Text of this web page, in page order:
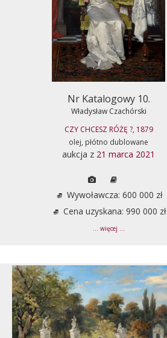
Nr Katalogowy 10.
Władysław Czachórski
CZY CHCESZ RÓŻĘ ?, 1879
olej, płótno dublowane
aukcja z 21 marca 2021
Wywoławcza: 600 000 zł
Cena uzyskana: 990 000 zł
... więcej ...